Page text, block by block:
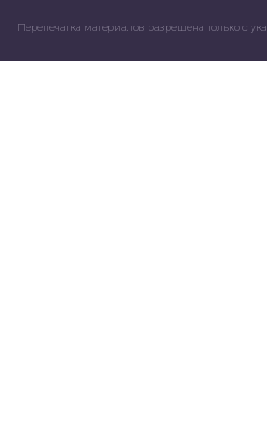
Перепечатка материалов разрешена только с